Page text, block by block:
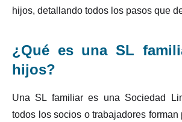
hijos, detallando todos los pasos que
¿Qué es una SL
hijos?
Una SL familiar es una Sociedad
todos los socios o trabajadores forman